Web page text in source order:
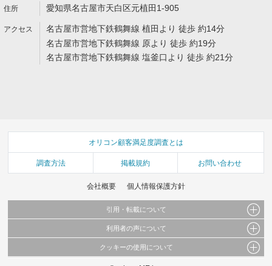
愛知県名古屋市天白区元植田1-905
名古屋市営地下鉄鶴舞線 植田より 徒歩 約14分
名古屋市営地下鉄鶴舞線 原より 徒歩 約19分
名古屋市営地下鉄鶴舞線 塩釜口より 徒歩 約21分
オリコン顧客満足度調査とは
調査方法 掲載規約 お問い合わせ
会社概要 個人情報保護方針
引用・転載について
当サイトで公開されている情報（文字、写真、イラスト、画像データ等）及びこれらの配
これらの情報を権利者の許可なく無断転載・複製などの二次利用を行うことは固く禁じて
利用者の声について
当サイトに掲載している内容はすべてサービスの利用者が提出された見解・感想です。
クッキーの使用について